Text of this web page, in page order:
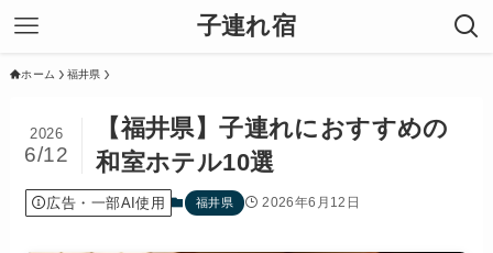
子連れ宿
ホーム 福井県
【福井県】子連れにおすすめの
和室ホテル10選
2026
6/12
広告・一部AI使用 福井県 2026年6月12日